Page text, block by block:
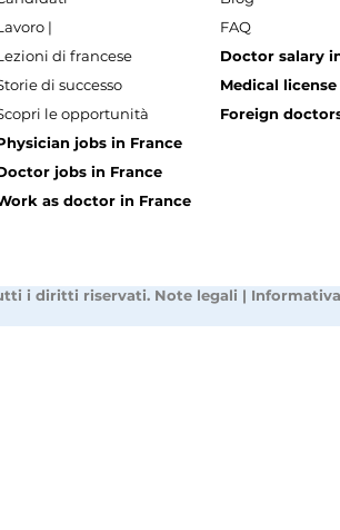
|
di francese
di successo
le opportunità
jobs in France
jobs in France
as doctor in France
FAQ
Doctor salary
Medical
Foreign
i diritti riservati. Note legali |